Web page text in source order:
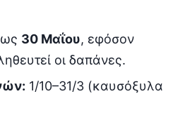
30 Μαΐου, εφόσον
οι δαπάνες.
1/10–31/3 (καυσόξυλα